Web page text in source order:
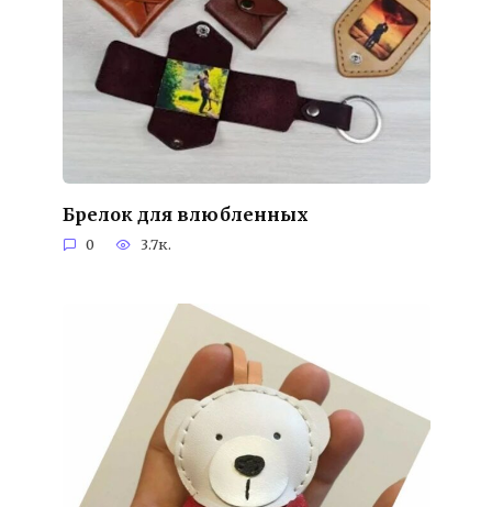
Брелок для влюбленных
0 3.7к.